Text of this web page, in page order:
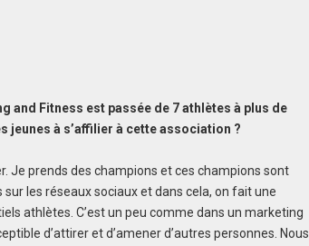
and Fitness est passée de 7 athlètes à plus de
jeunes à s’affilier à cette association ?
Je prends des champions et ces champions sont
les réseaux sociaux et dans cela, on fait une
athlètes. C’est un peu comme dans un marketing
d’attirer et d’amener d’autres personnes. Nous